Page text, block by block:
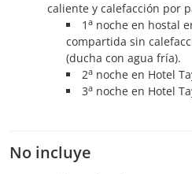
caliente y calefacción por
1 a noche en hostal
compartida sin
(ducha con agua fría).
2a noche en Hotel
3a noche en Hotel
No incluye